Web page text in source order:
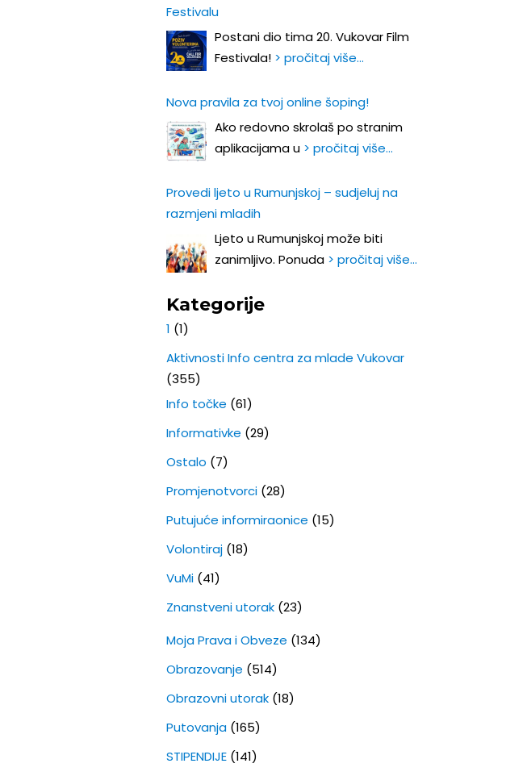
Festivalu
Postani dio tima 20. Vukovar Film
Festivala! > pročitaj više…
Nova pravila za tvoj online šoping!
Ako redovno skrolaš po stranim
aplikacijama u > pročitaj više…
Provedi ljeto u Rumunjskoj – sudjeluj na
razmjeni mladih
Ljeto u Rumunjskoj može biti
zanimljivo. Ponuda > pročitaj više…
Kategorije
1 (1)
Aktivnosti Info centra za mlade Vukovar
(355)
Info točke (61)
Informativke (29)
Ostalo (7)
Promjenotvorci(28)
Putujuće informiraonice (15)
Volontiraj(18)
VuMi(41)
Znanstveni utorak(23)
Moja Prava i Obveze (134)
Obrazovanje (514)
Obrazovni utorak(18)
Putovanja(165)
STIPENDIJE(141)